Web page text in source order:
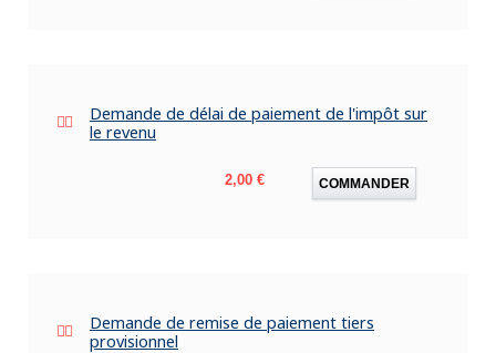
Demande de délai de paiement de l'impôt sur
le revenu
Prix
2,00 € COMMANDER
Demande de remise de paiement tiers
provisionnel